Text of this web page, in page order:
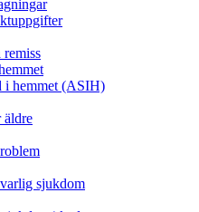
i hemmet (ASIH)
äldre
sjukdom